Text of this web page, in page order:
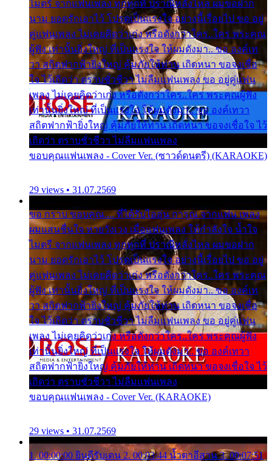
ไมตรี จากแฟนเพลง ทุกทุกที่ ปราณีหลั่งไหล ผมขอฝาก
นาม ยอดรักเอาไว้ โปรดเป็นแรงใจ อย่างนี้เรื่อยไป ขอ อยู่
คู่แฟนเพลง ไม่เคยคิดว่าเก่ง หรือดังกว่าใคร..ใคร พระคุณ
ผู้ฟัง เท่านั้นยิ่งใหญ่ ที่เป็นแรงใจ ให้ผมดังมา.. ขอ องค์เท
วา สถิตฟากฟ้ายิ่งใหญ่ คุ้มภัยให้ท่าน เถิดหนา ขอจงเชื่อ
ใจ ไว้เถิดว่า ตราบชั่วชีวา ไม่ลืมแฟนเพลง ขอ อยู่คู่แฟน
เพลง ไม่เคยคิดว่าเก่ง หรือดังกว่าใคร..ใคร พระคุณผู้ฟัง
เท่านั้นยิ่งใหญ่ ที่เป็นแรงใจ ให้ผมดังมา.. ขอ องค์เทวา
สถิตฟากฟ้ายิ่งใหญ่ คุ้มภัยให้ท่าน เถิดหนา ขอจงเชื่อใจ ไว้
เถิดว่า ตราบชั่วชีวา ไม่ลืมแฟนเพลง
ขอบคุณแฟนเพลง - Cover Ver. (ซาวด์ดนตรี) (KARAOKE)
29 views • 31.07.2569
ขอ กราบ ขอบคุณ.... ที่ได้รับไออุ่น การุณ จากแฟน เพลง
ผมแสนชื่นใจ หายวังเวง เมื่อแฟนเพลง ให้กำลังใจ น้ำใจ
ไมตรี จากแฟนเพลง ทุกทุกที่ ปราณีหลั่งไหล ผมขอฝาก
นาม ยอดรักเอาไว้ โปรดเป็นแรงใจ อย่างนี้เรื่อยไป ขอ อยู่
คู่แฟนเพลง ไม่เคยคิดว่าเก่ง หรือดังกว่าใคร..ใคร พระคุณ
ผู้ฟัง เท่านั้นยิ่งใหญ่ ที่เป็นแรงใจ ให้ผมดังมา.. ขอ องค์เท
วา สถิตฟากฟ้ายิ่งใหญ่ คุ้มภัยให้ท่าน เถิดหนา ขอจงเชื่อ
ใจ ไว้เถิดว่า ตราบชั่วชีวา ไม่ลืมแฟนเพลง ขอ อยู่คู่แฟน
เพลง ไม่เคยคิดว่าเก่ง หรือดังกว่าใคร..ใคร พระคุณผู้ฟัง
เท่านั้นยิ่งใหญ่ ที่เป็นแรงใจ ให้ผมดังมา.. ขอ องค์เทวา
สถิตฟากฟ้ายิ่งใหญ่ คุ้มภัยให้ท่าน เถิดหนา ขอจงเชื่อใจ ไว้
เถิดว่า ตราบชั่วชีวา ไม่ลืมแฟนเพลง
ขอบคุณแฟนเพลง - Cover Ver. (KARAOKE)
29 views • 31.07.2569
1. 00:00:00 ยินดีรับเดน 2. 00:03:44 น้ำตาอีสาน 3. 00:07:51